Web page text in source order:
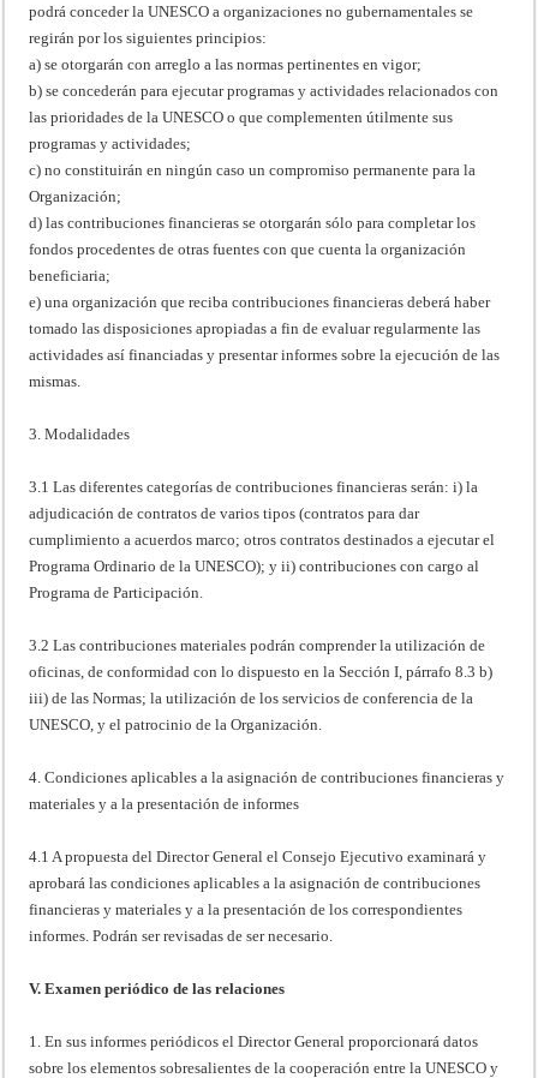
podrá conceder la UNESCO a organizaciones no gubernamentales se
regirán por los siguientes principios:
a) se otorgarán con arreglo a las normas pertinentes en vigor;
b) se concederán para ejecutar programas y actividades relacionados con
las prioridades de la UNESCO o que complementen útilmente sus
programas y actividades;
c) no constituirán en ningún caso un compromiso permanente para la
Organización;
d) las contribuciones financieras se otorgarán sólo para completar los
fondos procedentes de otras fuentes con que cuenta la organización
beneficiaria;
e) una organización que reciba contribuciones financieras deberá haber
tomado las disposiciones apropiadas a fin de evaluar regularmente las
actividades así financiadas y presentar informes sobre la ejecución de las
mismas.
3. Modalidades
3.1 Las diferentes categorías de contribuciones financieras serán: i) la
adjudicación de contratos de varios tipos (contratos para dar
cumplimiento a acuerdos marco; otros contratos destinados a ejecutar el
Programa Ordinario de la UNESCO); y ii) contribuciones con cargo al
Programa de Participación.
3.2 Las contribuciones materiales podrán comprender la utilización de
oficinas, de conformidad con lo dispuesto en la Sección I, párrafo 8.3 b)
iii) de las Normas; la utilización de los servicios de conferencia de la
UNESCO, y el patrocinio de la Organización.
4. Condiciones aplicables a la asignación de contribuciones financieras y
materiales y a la presentación de informes
4.1 A propuesta del Director General el Consejo Ejecutivo examinará y
aprobará las condiciones aplicables a la asignación de contribuciones
financieras y materiales y a la presentación de los correspondientes
informes. Podrán ser revisadas de ser necesario.
V. Examen periódico de las relaciones
1. En sus informes periódicos el Director General proporcionará datos
sobre los elementos sobresalientes de la cooperación entre la UNESCO y